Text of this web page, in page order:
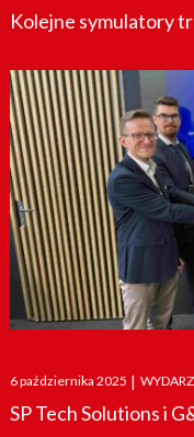
Kolejne symulatory
Posted
on
6 października 2025 |
SP Tech Solutions i